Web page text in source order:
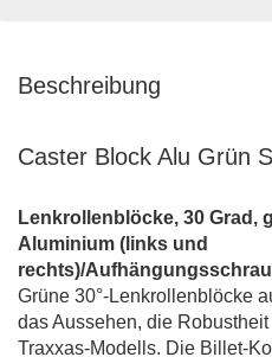
Beschreibung
Caster Block Alu Grün
Lenkrollenblöcke, 30 Grad,
Aluminium (links und
rechts)/
Grüne 30°-Lenkrollenblöcke
das Aussehen, die
Traxxas-Modells. Die Billet-